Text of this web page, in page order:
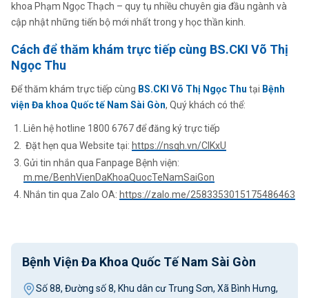
khoa Phạm Ngọc Thạch – quy tụ nhiều chuyên gia đầu ngành và
cập nhật những tiến bộ mới nhất trong y học thần kinh.
Cách để thăm khám trực tiếp cùng BS.CKI Võ Thị
Ngọc Thu
Để thăm khám trực tiếp cùng BS.CKI Võ Thị Ngọc Thu tại Bệnh
viện Đa khoa Quốc tế Nam Sài Gòn, Quý khách có thể:
Liên hệ hotline 1800 6767 để đăng ký trực tiếp
Đặt hẹn qua Website tại: https://nsgh.vn/ClKxU
Gửi tin nhắn qua Fanpage Bệnh viện:
m.me/BenhVienDaKhoaQuocTeNamSaiGon
Nhắn tin qua Zalo OA: https://zalo.me/2583353015175486463
Bệnh Viện Đa Khoa Quốc Tế Nam Sài Gòn
Số 88, Đường số 8, Khu dân cư Trung Sơn, Xã Bình Hưng,